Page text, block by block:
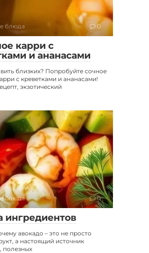
блюда 0
карри с
и ананасами
близких? Попробуйте сочное
с креветками и ананасами!
экзотический
блюда 0
ингредиентов
авокадо – это не просто
а настоящий источник
полезных